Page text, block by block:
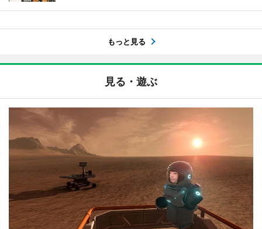
もっと見る
見る・遊ぶ